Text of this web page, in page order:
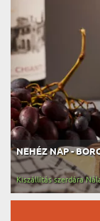
NEHÉZ NAP -
Kiszállítás szerdára